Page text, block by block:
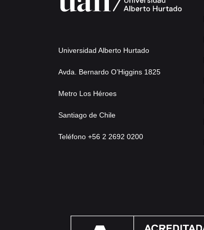
Universidad Alberto Hurtado
Avda. Bernardo O’Higgins 1825
Metro Los Héroes
Santiago de Chile
Teléfono +56 2 2692 0200